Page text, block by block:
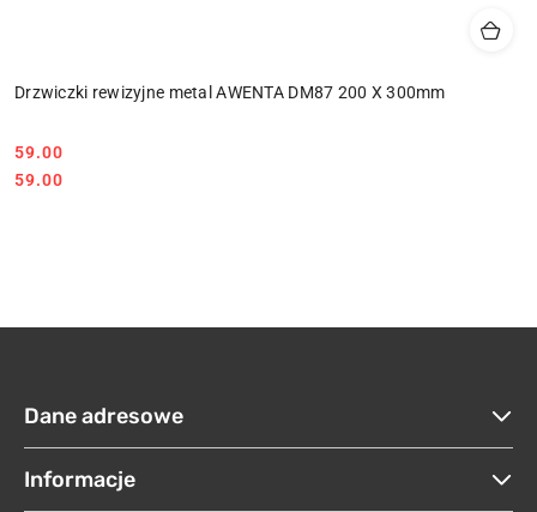
Drzwiczki rewizyjne metal AWENTA DM87 200 X 300mm
Cena:
59.00
Cena:
59.00
Dane adresowe
Informacje